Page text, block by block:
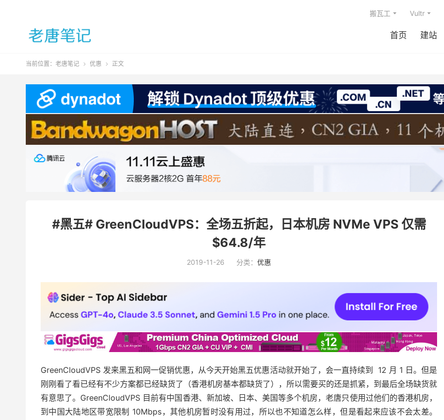
首页 建站
搬瓦工 Vultr
当前位置： 老唐笔记  优惠  正文
#黑五# GreenCloudVPS：全场五折起，日本机房 NVMe VPS 仅需
$64.8/年
2019-11-26 分类： 优惠
GreenCloudVPS 发来黑五和网一促销优惠，从今天开始黑五优惠活动就开始了，会一直持续到 12 月 1 日。但是
刚刚看了看已经有不少方案都已经缺货了（香港机房基本都缺货了），所以需要买的还是抓紧，到最后全场缺货就
有意思了。GreenCloudVPS 目前有中国香港、新加坡、日本、美国等多个机房，老唐只使用过他们的香港机房，
到中国大陆地区带宽限制 10Mbps，其他机房暂时没有用过，所以也不知道怎么样，但是看起来应该不会太差。